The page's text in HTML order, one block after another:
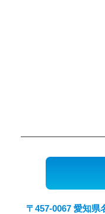
〒457-0067 愛知県